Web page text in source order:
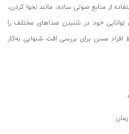
از منابع صوتی ساده، مانند نجوا کردن،
توانایی خود در شنیدن صداهای مختلف را
مسن برای بررسی افت شنوایی به‌کار